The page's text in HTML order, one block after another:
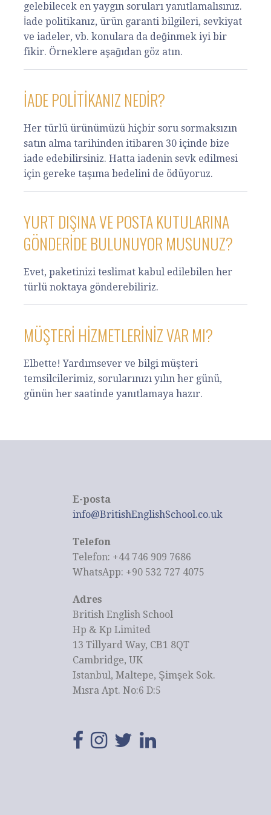
gelebilecek en yaygın soruları yanıtlamalısınız.
İade politikanız, ürün garanti bilgileri, sevkiyat
ve iadeler, vb. konulara da değinmek iyi bir
fikir. Örneklere aşağıdan göz atın.
İADE POLITIKANIZ NEDIR?
Her türlü ürünümüzü hiçbir soru sormaksızın
satın alma tarihinden itibaren 30 içinde bize
iade edebilirsiniz. Hatta iadenin sevk edilmesi
için gereke taşıma bedelini de ödüyoruz.
YURT DIŞINA VE POSTA KUTULARINA
GÖNDERIDE BULUNUYOR MUSUNUZ?
Evet, paketinizi teslimat kabul edilebilen her
türlü noktaya gönderebiliriz.
MÜŞTERI HIZMETLERINIZ VAR MI?
Elbette! Yardımsever ve bilgi müşteri
temsilcilerimiz, sorularınızı yılın her günü,
günün her saatinde yanıtlamaya hazır.
E-posta
info@BritishEnglishSchool.co.uk
Telefon
Telefon: +44 746 909 7686
WhatsApp: +90 532 727 4075
Adres
British English School
Hp & Kp Limited
13 Tillyard Way, CB1 8QT
Cambridge, UK
Istanbul, Maltepe, Şimşek Sok.
Mısra Apt. No:6 D:5